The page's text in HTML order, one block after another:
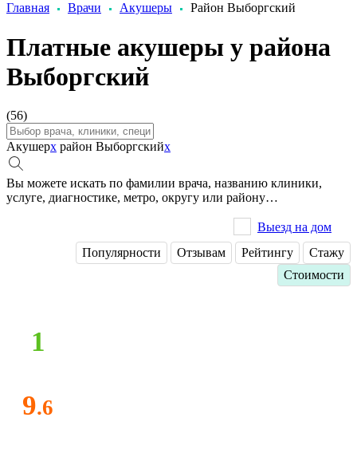
Главная Врачи Акушеры Район Выборгский
Платные акушеры у района
Выборгский
(56)
Акушерx район Выборгскийx
Вы можете искать по фамилии врача, названию клиники,
услуге, диагностике, метро, округу или району…
Выезд на дом
Популярности
Отзывам Рейтингу
Стажу
Стоимости
1
9.6